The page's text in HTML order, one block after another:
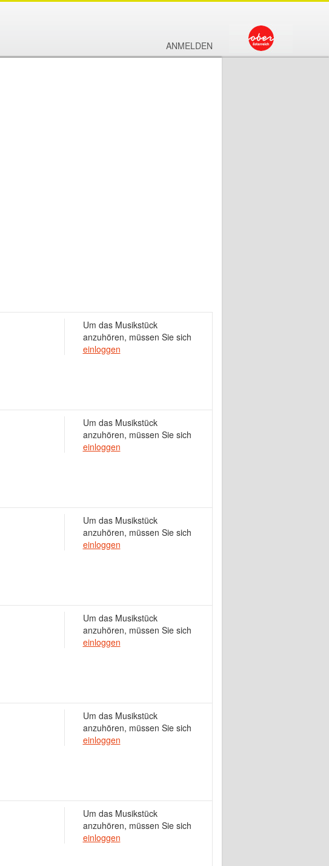
ANMELDEN
Um das Musikstück
anzuhören, müssen Sie sich
einloggen
Um das Musikstück
anzuhören, müssen Sie sich
einloggen
Um das Musikstück
anzuhören, müssen Sie sich
einloggen
Um das Musikstück
anzuhören, müssen Sie sich
einloggen
Um das Musikstück
anzuhören, müssen Sie sich
einloggen
Um das Musikstück
anzuhören, müssen Sie sich
einloggen